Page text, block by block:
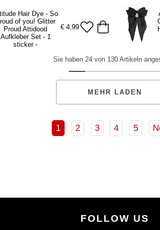
Hair Dye - So
of you! Glitter
Proud Attidood
Aufkleber Set - 1
sticker -
€ 4,99
Sie haben 24 von 130 Artikeln
MEHR LADEN
1 2 3 4 5
FOLLOW US